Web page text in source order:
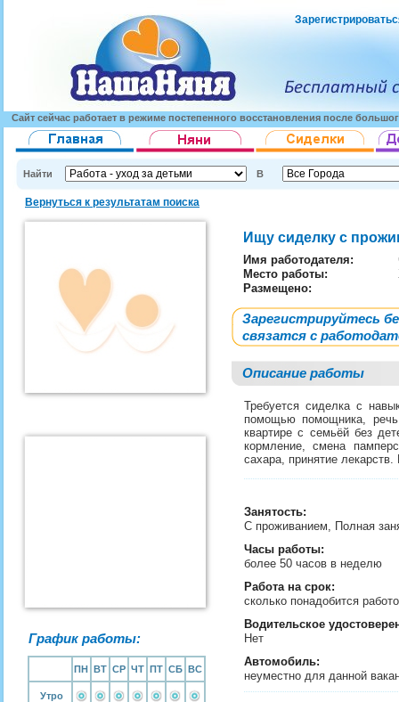
Сайт сейчас работает в режиме постепенного восстановления после
Найти В
Вернуться к результатам поиска
График работы:
ПН ВТ СР ЧТ ПТ СБ ВС
Утро
Ищу сиделку с
Имя работодателя:
Место работы:
Размещено:
Зарегистрируйтесь
связатся с
Описание работы
Требуется сиделка с
помощью помощника,
квартире с семьёй без
кормление, смена
сахара, принятие
Занятость:
С проживанием, Полная
Часы работы:
более 50 часов в неделю
Работа на срок:
сколько понадобится
Водительское
Нет
Автомобиль:
неуместно для данной